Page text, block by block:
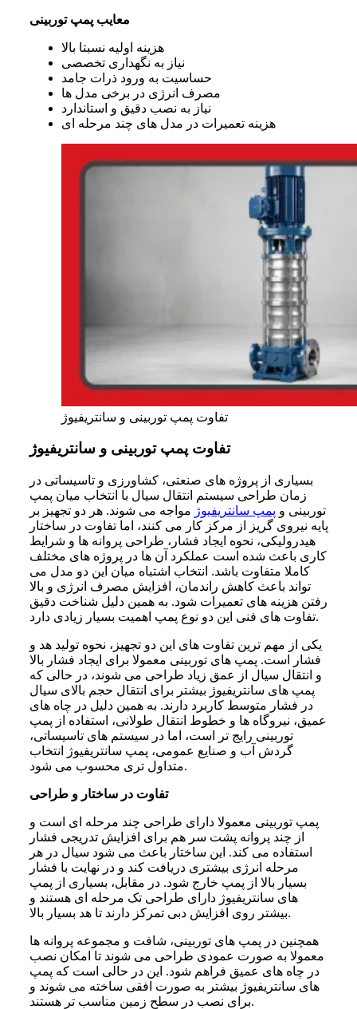
معایب پمپ توربینی
هزینه اولیه نسبتا بالا
نیاز به نگهداری تخصصی
حساسیت به ورود ذرات جامد
مصرف انرژی در برخی مدل ها
نیاز به نصب دقیق و استاندارد
هزینه تعمیرات در مدل های چند مرحله ای
تفاوت پمپ توربینی و سانتریفیوژ
تفاوت پمپ توربینی و سانتریفیوژ
بسیاری از پروژه های صنعتی، کشاورزی و تاسیساتی در
زمان طراحی سیستم انتقال سیال با انتخاب میان پمپ
توربینی و پمپ سانتریفیوژ مواجه می شوند. هر دو تجهیز بر
پایه نیروی گریز از مرکز کار می کنند، اما تفاوت در ساختار
هیدرولیکی، نحوه ایجاد فشار، طراحی پروانه ها و شرایط
کاری باعث شده است عملکرد آن ها در پروژه های مختلف
کاملا متفاوت باشد. انتخاب اشتباه میان این دو مدل می
تواند باعث کاهش راندمان، افزایش مصرف انرژی و بالا
رفتن هزینه های تعمیرات شود. به همین دلیل شناخت دقیق
تفاوت های فنی این دو نوع پمپ اهمیت بسیار زیادی دارد.
یکی از مهم ترین تفاوت های این دو تجهیز، نحوه تولید هد و
فشار است. پمپ های توربینی معمولا برای ایجاد فشار بالا
و انتقال سیال از عمق زیاد طراحی می شوند، در حالی که
پمپ های سانتریفیوژ بیشتر برای انتقال حجم بالای سیال
در فشار متوسط کاربرد دارند. به همین دلیل در چاه های
عمیق، نیروگاه ها و خطوط انتقال طولانی، استفاده از پمپ
توربینی رایج تر است، اما در سیستم های تاسیساتی،
گردش آب و صنایع عمومی، پمپ سانتریفیوژ انتخاب
متداول تری محسوب می شود.
تفاوت در ساختار و طراحی
پمپ توربینی معمولا دارای طراحی چند مرحله ای است و
از چند پروانه پشت سر هم برای افزایش تدریجی فشار
استفاده می کند. این ساختار باعث می شود سیال در هر
مرحله انرژی بیشتری دریافت کند و در نهایت با فشار
بسیار بالا از پمپ خارج شود. در مقابل، بسیاری از پمپ
های سانتریفیوژ دارای طراحی تک مرحله ای هستند و
بیشتر روی افزایش دبی تمرکز دارند تا هد بسیار بالا.
همچنین در پمپ های توربینی، شافت و مجموعه پروانه ها
معمولا به صورت عمودی طراحی می شوند تا امکان نصب
در چاه های عمیق فراهم شود. این در حالی است که پمپ
های سانتریفیوژ بیشتر به صورت افقی ساخته می شوند و
برای نصب در سطح زمین مناسب تر هستند.